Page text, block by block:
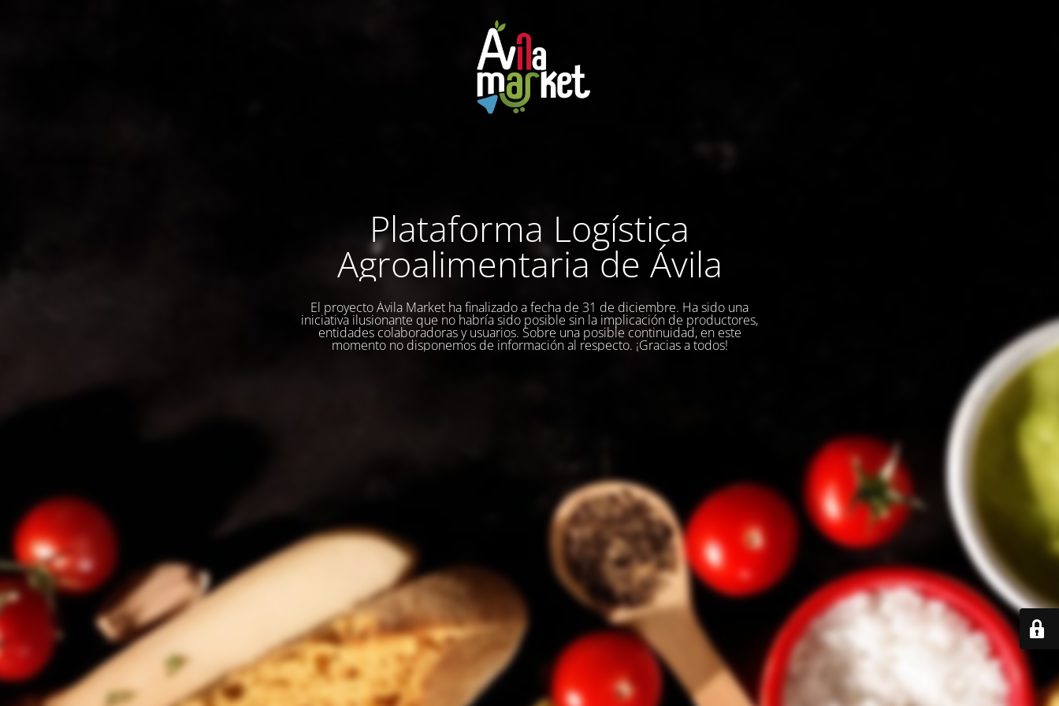
Plataforma Logística
Agroalimentaria de Ávila
El proyecto Ávila Market ha finalizado a fecha de 31 de diciembre. Ha sido una
iniciativa ilusionante que no habría sido posible sin la implicación de productores,
entidades colaboradoras y usuarios. Sobre una posible continuidad, en este
momento no disponemos de información al respecto. ¡Gracias a todos!